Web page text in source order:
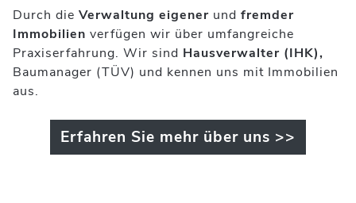
Durch die Verwaltung eigener und fremder
Immobilien verfügen wir über umfangreiche
Praxiserfahrung. Wir sind Hausverwalter (IHK),
Baumanager (TÜV) und kennen uns mit Immobilien
aus.
Erfahren Sie mehr über uns >>